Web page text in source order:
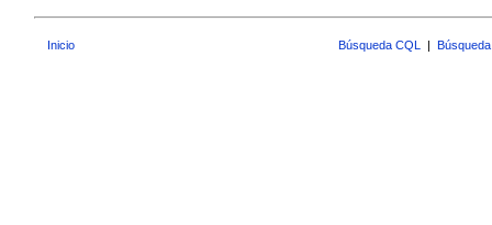
Inicio Búsqueda CQL